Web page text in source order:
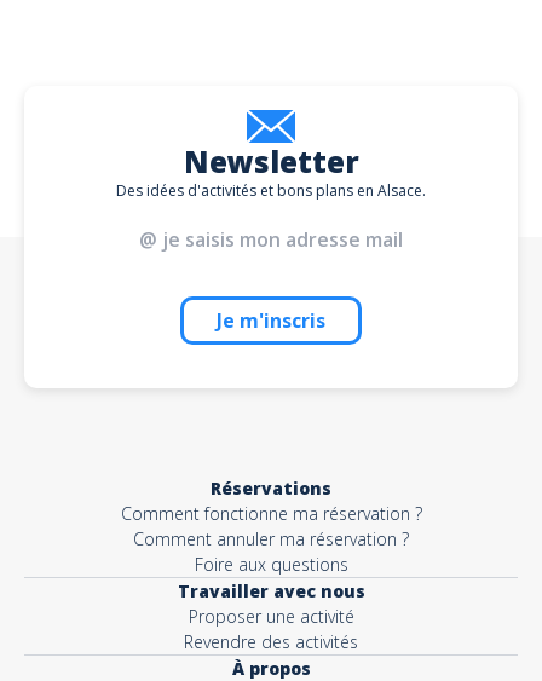
Newsletter
Des idées d'activités et bons plans en Alsace.
Je m'inscris
Réservations
Comment fonctionne ma réservation ?
Comment annuler ma réservation ?
Foire aux questions
Travailler avec nous
Proposer une activité
Revendre des activités
À propos